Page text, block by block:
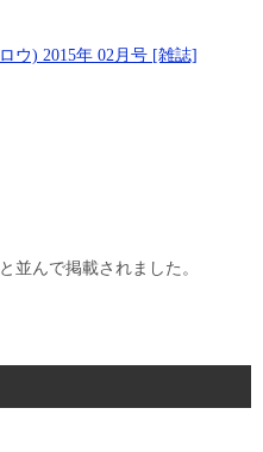
ウ) 2015年 02月号 [雑誌]
並んで掲載されました。